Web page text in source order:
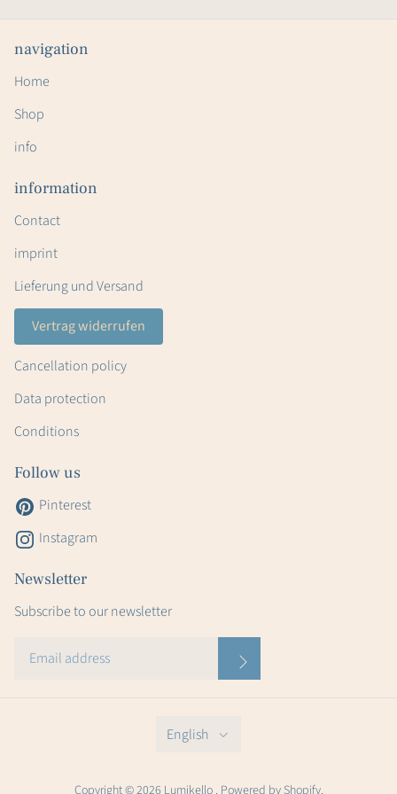
navigation
Home
Shop
info
information
Contact
imprint
Lieferung und Versand
Vertrag widerrufen
Cancellation policy
Data protection
Conditions
Follow us
Pinterest
Instagram
Newsletter
Subscribe to our newsletter
English